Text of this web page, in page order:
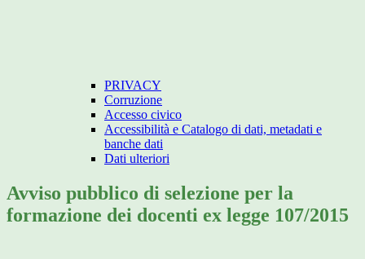
PRIVACY
Corruzione
Accesso civico
Accessibilità e Catalogo di dati, metadati e
banche dati
Dati ulteriori
Avviso pubblico di selezione per la
formazione dei docenti ex legge 107/2015